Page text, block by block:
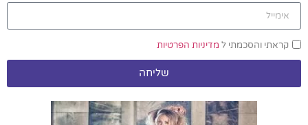
ל מדיניות הפרטיות